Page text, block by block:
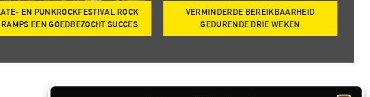
EN PUNKROCKFESTIVAL ROCK
RAMPS EEN GOEDBEZOCHT SUCCES
VERMINDERDE BEREIKBAARHEID
GEDURENDE DRIE WEKEN